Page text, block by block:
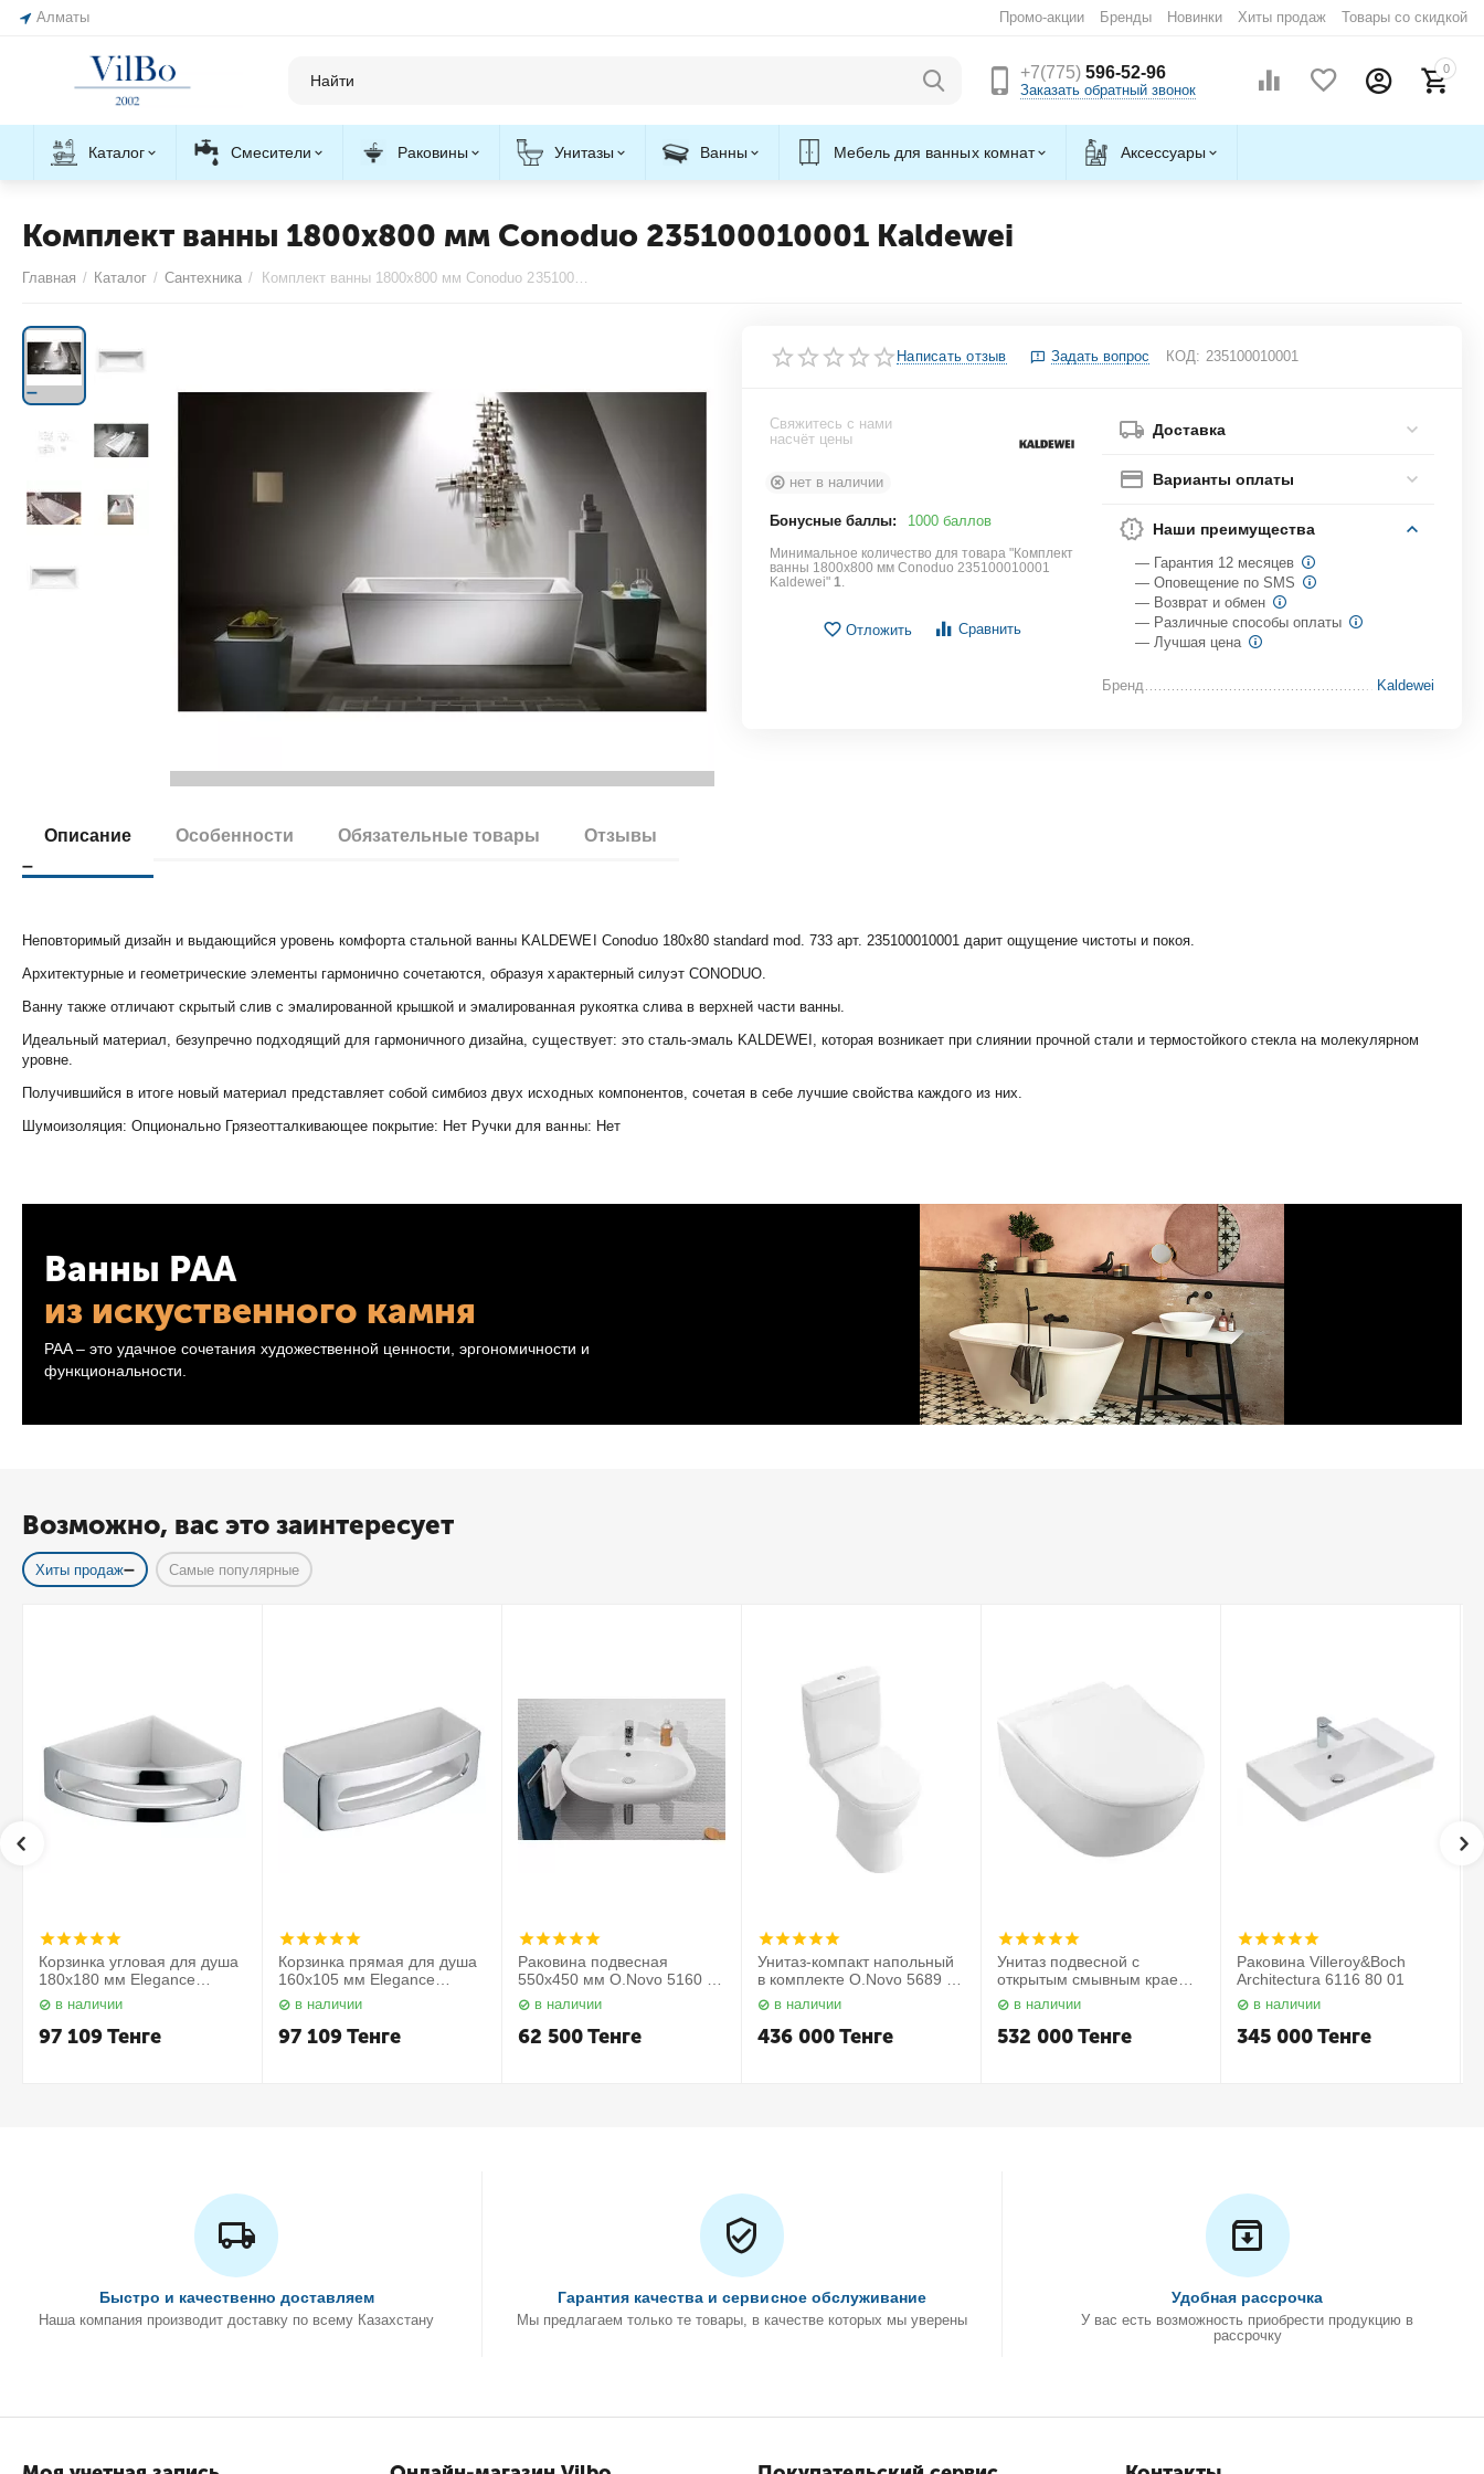
Алматы Промо-акции Бренды Новинки Хиты продаж Товары со скидкой
+7(775)596-52-96
Заказать обратный звонок
0
Каталог Смесители Раковины Унитазы Ванны Мебель для ванных комнат Аксессуары
Комплект ванны 1800x800 мм Conoduo 235100010001 Kaldewei
Главная / Каталог / Сантехника / Комплект ванны 1800x800 мм Conoduo 235100010001 Kaldewei
Написать отзыв Задать вопрос КОД: 235100010001
Свяжитесь с нами
насчёт цены
нет в наличии
Бонусные баллы: 1000 баллов
Минимальное количество для товара "Комплект
ванны 1800x800 мм Conoduo 235100010001
Kaldewei"1.
Отложить Сравнить
Доставка
Варианты оплаты
Наши преимущества
— Гарантия 12 месяцев
— Оповещение по SMS
— Возврат и обмен
— Различные способы оплаты
— Лучшая цена
Бренд Kaldewei
Описание Особенности Обязательные товары Отзывы
Неповторимый дизайн и выдающийся уровень комфорта стальной ванны KALDEWEI Conoduo 180x80 standard mod. 733 арт. 235100010001 дарит ощущение чистоты и покоя.
Архитектурные и геометрические элементы гармонично сочетаются, образуя характерный силуэт CONODUO.
Ванну также отличают скрытый слив с эмалированной крышкой и эмалированная рукоятка слива в верхней части ванны.
Идеальный материал, безупречно подходящий для гармоничного дизайна, существует: это сталь-эмаль KALDEWEI, которая возникает при слиянии прочной стали и термостойкого стекла на молекулярном
уровне.
Получившийся в итоге новый материал представляет собой симбиоз двух исходных компонентов, сочетая в себе лучшие свойства каждого из них.
Шумоизоляция: Опционально Грязеотталкивающее покрытие: Нет Ручки для ванны: Нет
Ванны PAA
из искуственного камня
PAA – это удачное сочетания художественной ценности, эргономичности и
функциональности.
Возможно, вас это заинтересует
Хиты продаж Самые популярные
Корзинка угловая для душа
180х180 мм Elegance
11657010000 Keuco
в наличии
97 109Тенге
Корзинка прямая для душа
160х105 мм Elegance
11658010000 Keuco
в наличии
97 109Тенге
Раковина подвесная
550х450 мм O.Novo 5160 55
01 Villeroy&Boch
в наличии
62 500Тенге
Унитаз-компакт напольный
в комплекте O.Novo 5689 10
01 Villeroy&Boch
в наличии
436 000Тенге
Унитаз подвесной с
открытым смывным краем в
комплекте с сиденьем
Subway 2.0 5614 R2 01
Villeroy&Boch
в наличии
532 000Тенге
Раковина Villeroy&Boch
Architectura 6116 80 01
в наличии
345 000Тенге
Быстро и качественно доставляем
Наша компания производит доставку по всему Казахстану
Гарантия качества и сервисное обслуживание
Мы предлагаем только те товары, в качестве которых мы уверены
Удобная рассрочка
У вас есть возможность приобрести продукцию в
рассрочку